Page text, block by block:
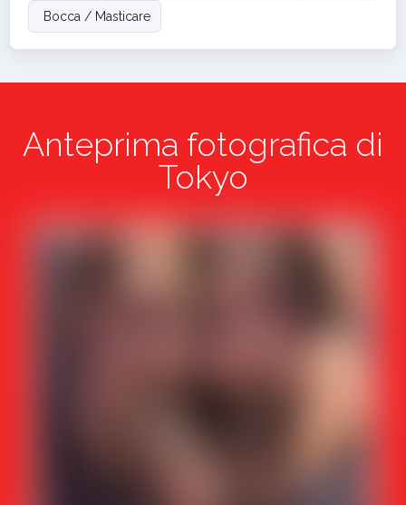
Bocca / Masticare
Anteprima fotografica di
Tokyo